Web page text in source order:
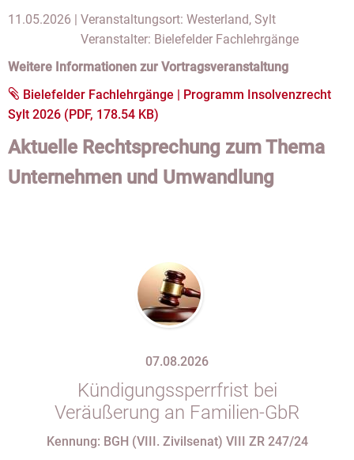
11.05.2026 | Veranstaltungsort: Westerland, Sylt
Veranstalter: Bielefelder Fachlehrgänge
Weitere Informationen zur Vortragsveranstaltung
Bielefelder Fachlehrgänge | Programm Insolvenzrecht
Sylt 2026 (PDF, 178.54 KB)
Aktuelle Rechtsprechung zum Thema
Unternehmen und Umwandlung
07.08.2026
Kündigungssperrfrist bei
Veräußerung an Familien-GbR
Kennung: BGH (VIII. Zivilsenat) VIII ZR 247/24